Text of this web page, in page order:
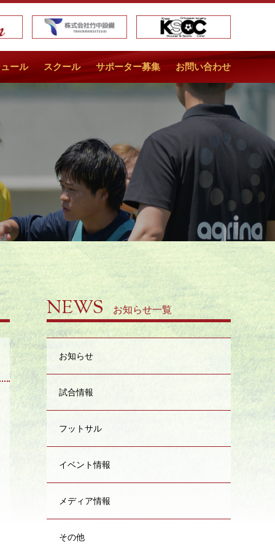
ール スクール サポーター募集 お問い合わせ
NEWS お知らせ一覧
お知らせ
試合情報
フットサル
イベント情報
メディア情報
その他